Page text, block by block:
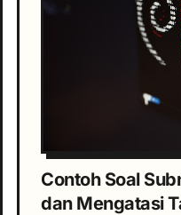
Contoh Soal
dan Mengatasi